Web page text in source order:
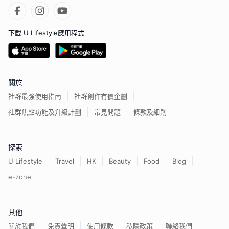
下載 U Lifestyle應用程式
關於
社群最強使用指南
社群創作有價企劃
社群焦點功能及升級計劃
常見問題 條款及細則
探索
U Lifestyle Travel HK Beauty Food
Blog
e-zone
其他
關於我們 免責聲明 使用條款 私隱政策 聯絡我們